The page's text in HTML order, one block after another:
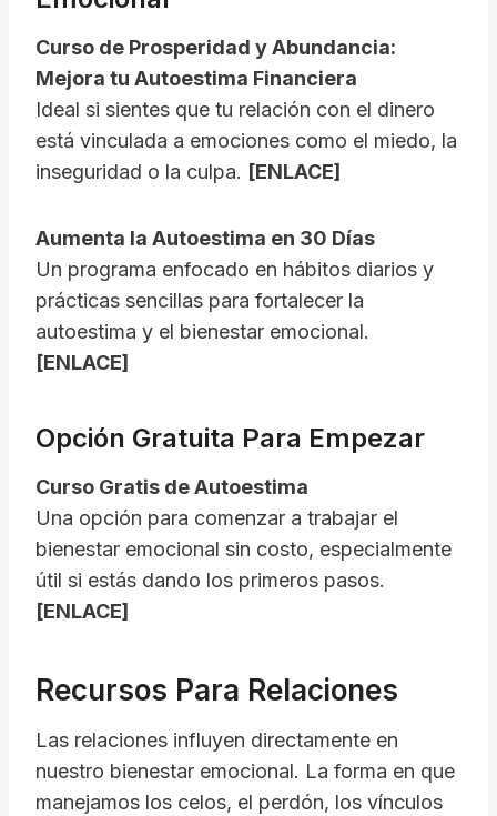
Curso de Prosperidad y Abundancia:
Mejora tu Autoestima Financiera
Ideal si sientes que tu relación con el dinero
está vinculada a emociones como el miedo, la
inseguridad o la culpa. [ENLACE]
Aumenta la Autoestima en 30 Días
Un programa enfocado en hábitos diarios y
prácticas sencillas para fortalecer la
autoestima y el bienestar emocional.
[ENLACE]
Opción Gratuita Para Empezar
Curso Gratis de Autoestima
Una opción para comenzar a trabajar el
bienestar emocional sin costo, especialmente
útil si estás dando los primeros pasos.
[ENLACE]
Recursos Para Relaciones
Las relaciones influyen directamente en
nuestro bienestar emocional. La forma en que
manejamos los celos, el perdón, los vínculos